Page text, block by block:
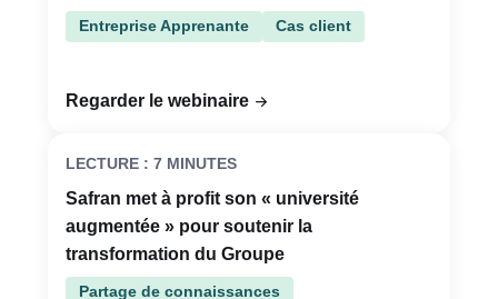
Entreprise Apprenante Cas client
Regarder le webinaire
LECTURE : 7 MINUTES
Safran met à profit son « université
augmentée » pour soutenir la
transformation du Groupe
Partage de connaissances